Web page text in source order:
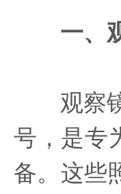
一、
观察镜
号，是专
备。这些